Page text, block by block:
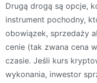
Drugą drogą są opcje,
instrument pochodny,
obowiązek, sprzedaży
cenie (tak zwana cena
czasie. Jeśli kurs
wykonania, inwestor